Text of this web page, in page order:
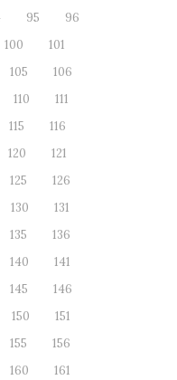
95
96
100
101
105
106
110
111
115
116
120
121
125
126
130
131
135
136
140
141
145
146
150
151
155
156
160
161